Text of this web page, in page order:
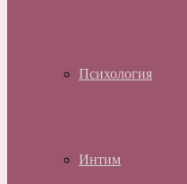
Психология
Интим